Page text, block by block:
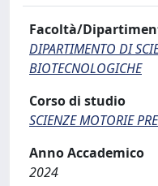
Facoltà/
DIPARTIMENTO DI
BIOTECNOLOGICHE
Corso di studio
SCIENZE MOTORIE
Anno Accademico
2024